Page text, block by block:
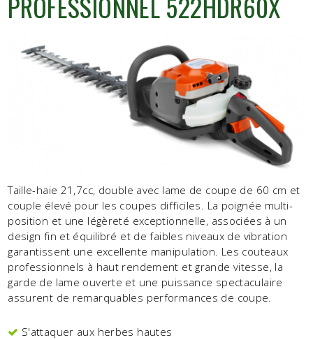
Taille-haie 21,7cc, double avec lame de coupe de 60 cm et
couple élevé pour les coupes difficiles. La poignée multi-
position et une légèreté exceptionnelle, associées à un
design fin et équilibré et de faibles niveaux de vibration
garantissent une excellente manipulation. Les couteaux
professionnels à haut rendement et grande vitesse, la
garde de lame ouverte et une puissance spectaculaire
assurent de remarquables performances de coupe.
S'attaquer aux herbes hautes